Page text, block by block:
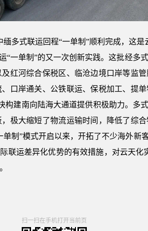
式联运回程“一单制”顺利完成，这是
“一单制”的又一次创新实践。这批经多
红河综合保税区、临沧边境口岸等监
口岸通关、公铁联运、保税加工、提
建南向陆海大通道提供积极助力。多
极大缩短了物流运输时间，降低了综
制”模式开启以来，开拓了不少海外新
联运差异化优势的有效措施，对云天化
扫一扫在手机打开当前页